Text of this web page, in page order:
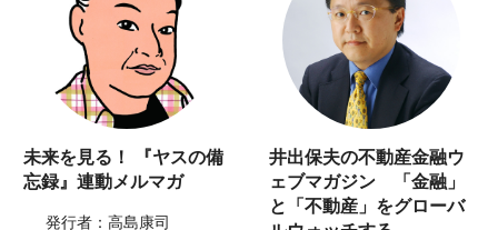
未来を見る！ 『ヤスの備
忘録』連動メルマガ
発行者：高島康司
井出保夫の不動産金融ウ
ェブマガジン 「金融」
と「不動産」をグローバ